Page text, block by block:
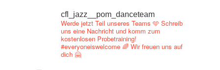
cfl_jazz__pom_danceteam
Werde jetzt Teil unseres Teams 🩵 Schreib
uns eine Nachricht und komm zum
kostenlosen Probetraining!
#everyoneiswelcome 🌈 Wir freuen uns auf
dich 🤗